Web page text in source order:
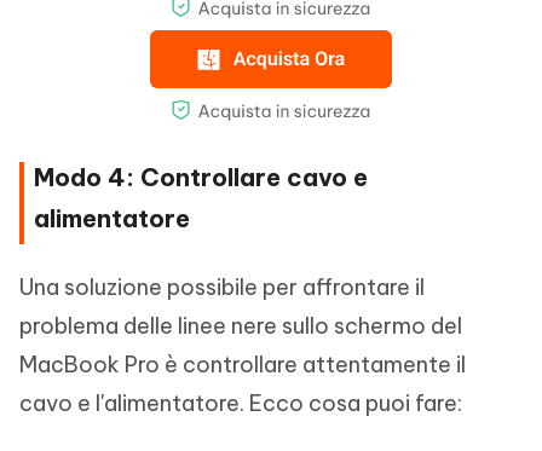
Modo 4: Controllare cavo e
alimentatore
Una soluzione possibile per affrontare il
problema delle linee nere sullo schermo del
MacBook Pro è controllare attentamente il
cavo e l'alimentatore. Ecco cosa puoi fare: